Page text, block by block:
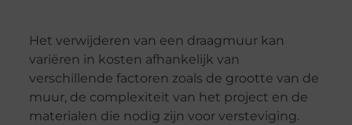
Het verwijderen van een draagmuur kan
variëren in kosten afhankelijk van
verschillende factoren zoals de grootte van de
muur, de complexiteit van het project en de
materialen die nodig zijn voor versteviging.